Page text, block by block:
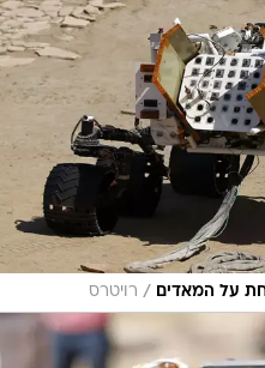
על המאדים / רויטרס